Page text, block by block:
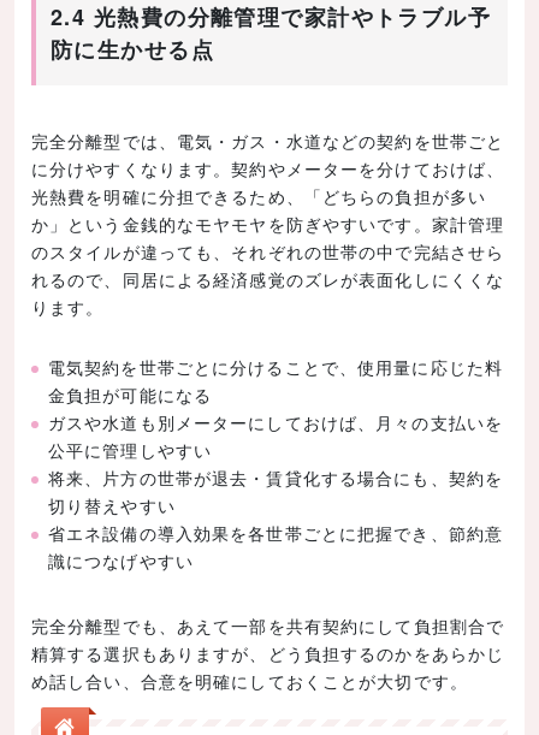
2.4 光熱費の分離管理で家計やトラブル予
防に生かせる点
完全分離型では、電気・ガス・水道などの契約を世帯ごと
に分けやすくなります。契約やメーターを分けておけば、
光熱費を明確に分担できるため、「どちらの負担が多い
か」という金銭的なモヤモヤを防ぎやすいです。家計管理
のスタイルが違っても、それぞれの世帯の中で完結させら
れるので、同居による経済感覚のズレが表面化しにくくな
ります。
電気契約を世帯ごとに分けることで、使用量に応じた料
金負担が可能になる
ガスや水道も別メーターにしておけば、月々の支払いを
公平に管理しやすい
将来、片方の世帯が退去・賃貸化する場合にも、契約を
切り替えやすい
省エネ設備の導入効果を各世帯ごとに把握でき、節約意
識につなげやすい
完全分離型でも、あえて一部を共有契約にして負担割合で
精算する選択もありますが、どう負担するのかをあらかじ
め話し合い、合意を明確にしておくことが大切です。